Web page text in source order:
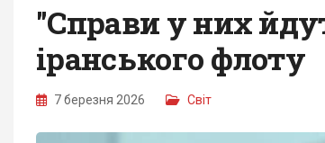
"Справи у них
іранського флоту
7 березня 2026 Світ